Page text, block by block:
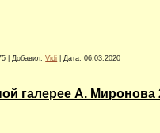
Добавил: Vidi Дата: 06.03.2020
галерее А. Миронова